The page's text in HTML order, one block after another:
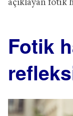
açıklayan fotik
Fotik